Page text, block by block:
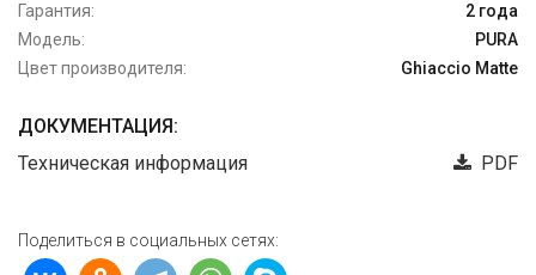
Гарантия:
2 года
Модель:
PURA
Цвет производителя:
Ghiaccio Matte
ДОКУМЕНТАЦИЯ:
Техническая информация
PDF
Поделиться в социальных сетях: